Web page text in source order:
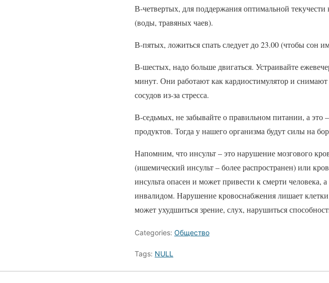
В-четвертых, для поддержания оптимальной
(воды, травяных чаев).
В-пятых, ложиться спать следует до 23.00 (чтобы сон
В-шестых, надо больше двигаться. Устраивайте
минут. Они работают как кардиостимулятор и
сосудов из-за стресса.
В-седьмых, не забывайте о правильном питании, а
продуктов. Тогда у нашего организма будут силы на
Напомним, что инсульт – это нарушение мозгового
(ишемический инсульт – более распространен) или
инсульта опасен и может привести к смерти
инвалидом. Нарушение кровоснабжения лишает
может ухудшиться зрение, слух, нарушиться
Categories: Общество
Tags: NULL